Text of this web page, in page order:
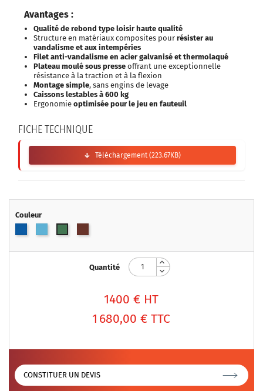
Avantages :
Qualité de rebond type loisir haute qualité
Structure en matériaux composites pour résister au
vandalisme et aux intempéries
Filet anti-vandalisme en acier galvanisé et thermolaqué
Plateau moulé sous presse offrant une exceptionnelle
résistance à la traction et à la flexion
Montage simple, sans engins de levage
Caissons lestables à 600 kg
Ergonomie optimisée pour le jeu en fauteuil
FICHE TECHNIQUE
Téléchargement (223.67KB)
Couleur
Bleu
clair
battue
Quantité
1400 € HT
1 680,00 € TTC
CONSTITUER UN DEVIS